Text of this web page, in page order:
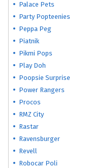
Palace Pets
Party Popteenies
Peppa Peg
Piatnik
Pikmi Pops
Play Doh
Poopsie Surprise
Power Rangers
Procos
RMZ City
Rastar
Ravensburger
Revell
Robocar Poli